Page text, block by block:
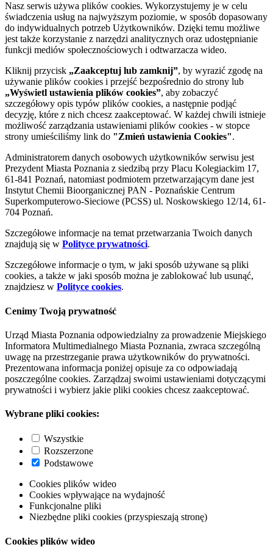
Nasz serwis używa plików cookies. Wykorzystujemy je w celu
świadczenia usług na najwyższym poziomie, w sposób dopasowany
do indywidualnych potrzeb Użytkowników. Dzięki temu możliwe
jest także korzystanie z narzędzi analitycznych oraz udostępnianie
funkcji mediów społecznościowych i odtwarzacza wideo.
Kliknij przycisk „Zaakceptuj lub zamknij”, by wyrazić zgodę na
używanie plików cookies i przejść bezpośrednio do strony lub
„Wyświetl ustawienia plików cookies”, aby zobaczyć
szczegółowy opis typów plików cookies, a następnie podjąć
decyzję, które z nich chcesz zaakceptować. W każdej chwili istnieje
możliwość zarządzania ustawieniami plików cookies - w stopce
strony umieściliśmy link do "Zmień ustawienia Cookies".
Administratorem danych osobowych użytkowników serwisu jest
Prezydent Miasta Poznania z siedzibą przy Placu Kolegiackim 17,
61-841 Poznań, natomiast podmiotem przetwarzającym dane jest
Instytut Chemii Bioorganicznej PAN - Poznańskie Centrum
Superkomputerowo-Sieciowe (PCSS) ul. Noskowskiego 12/14, 61-
704 Poznań.
Szczegółowe informacje na temat przetwarzania Twoich danych
znajdują się w Polityce prywatności.
Szczegółowe informacje o tym, w jaki sposób używane są pliki
cookies, a także w jaki sposób można je zablokować lub usunąć,
znajdziesz w Polityce cookies.
Cenimy Twoją prywatność
Urząd Miasta Poznania odpowiedzialny za prowadzenie Miejskiego
Informatora Multimedialnego Miasta Poznania, zwraca szczególną
uwagę na przestrzeganie prawa użytkowników do prywatności.
Prezentowana informacja poniżej opisuje za co odpowiadają
poszczególne cookies. Zarządzaj swoimi ustawieniami dotyczącymi
prywatności i wybierz jakie pliki cookies chcesz zaakceptować.
Wybrane pliki cookies:
Wszystkie
Rozszerzone
Podstawowe
Cookies plików wideo
Cookies wpływające na wydajność
Funkcjonalne pliki
Niezbędne pliki cookies (przyspieszają stronę)
Cookies plików wideo